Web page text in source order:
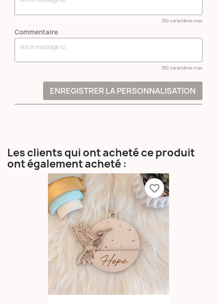
250 caractères max
Commentaire
250 caractères max
ENREGISTRER LA PERSONNALISATION
Les clients qui ont acheté ce produit
ont également acheté :
favorite_border